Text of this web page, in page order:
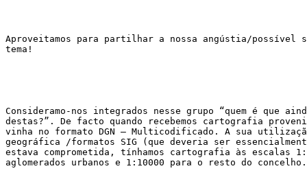
Aproveitamos para partilhar a nossa angústia/possível
tema!
Consideramo-nos integrados nesse grupo “quem é que
destas?”. De facto quando recebemos cartografia
vinha no formato DGN – Multicodificado. A sua
geográfica /formatos SIG (que deveria ser
estava comprometida, tínhamos cartografia às escalas
aglomerados urbanos e 1:10000 para o resto do concelho.